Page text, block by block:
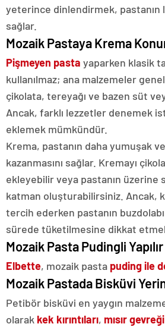
yeterince dinlendirmek, pastanın
sağlar.
Mozaik Pastaya Krema
Pişmeyen pasta yaparken klasik
kullanılmaz; ana malzemeler
çikolata, tereyağı ve bazen süt
Ancak, farklı lezzetler denemek
eklemek mümkündür.
Krema, pastanın daha yumuşak
kazanmasını sağlar. Kremayı
ekleyebilir veya pastanın
katman oluşturabilirsiniz. Ancak,
tercih ederken pastanın
sürede tüketilmesine dikkat
Mozaik Pasta Pudingli Yapılır
Elbette, mozaik pasta puding ile
Mozaik Pastada Bisküvi
Petibör bisküvi en yaygın
olarak kek kırıntıları, mısır gevreği